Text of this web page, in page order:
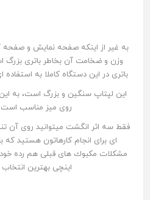
به غير از اينكه صفحه نمايش و صفحه
وزن و ضخامت آن بخاطر باترى بزرگ
باترى در اين دستگاه كاملا به
اين لپتاپ سنگين و بزرگ است، به
روى ميز مناسب است
فقط سه اثر انگشت ميتوانيد روى آن
اى براى انجام كارهاتون هستيد
اينچى بهترين